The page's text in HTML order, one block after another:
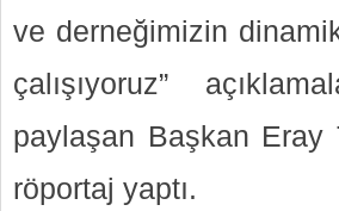
ve derneğimizin
çalışıyoruz”
paylaşan Başkan Eray
röportaj yaptı.